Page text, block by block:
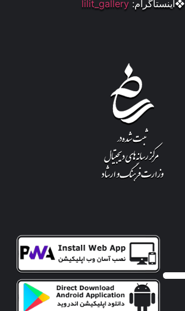
❖اینستاگرام: lilit_gallery